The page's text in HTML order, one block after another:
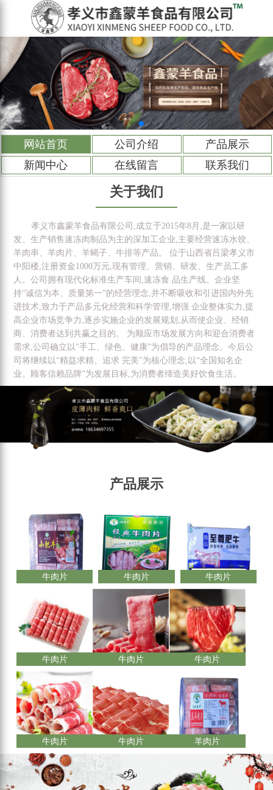
网站首页 公司介绍
产品展示
新闻中心
在线留言 联系我们
关于我们
孝义市鑫蒙羊食品有限公司,成立于2015年8月,是一家以研
发、生产销售速冻肉制品为主的深加工企业,主要经营速冻水饺、
羊肉串、羊肉片、羊蝎子、牛排等产品。 位于山西省吕梁孝义市
中阳楼,注册资金1000万元,现有管理、营销、研发、生产员工多
人。公司拥有现代化标准生产车间,速冻食 品生产线。企业坚
持“诚信为本、质量第一”的经营理念,并不断吸收和引进国内外先
进技术,致力于产品多元化经营和科学管理,增强 企业整体实力,提
高企业市场竞争力,逐步实施企业的发展规划,从而使企业、经销
商、消费者达到共赢之目的。 为顺应市场发展方向和迎合消费者
需求,公司确立以"手工、绿色、健康”为倡导的产品理念。今后公
司将继续以“精益求精、追求 完美”为核心理念,以“全国知名企
业、顾客信赖品牌”为发展目标,为消费者缔造美好饮食生活。
产品展示
牛肉片 牛肉片 牛肉片
牛肉片 牛肉片 牛肉片
牛肉片 牛肉片 羊肉片